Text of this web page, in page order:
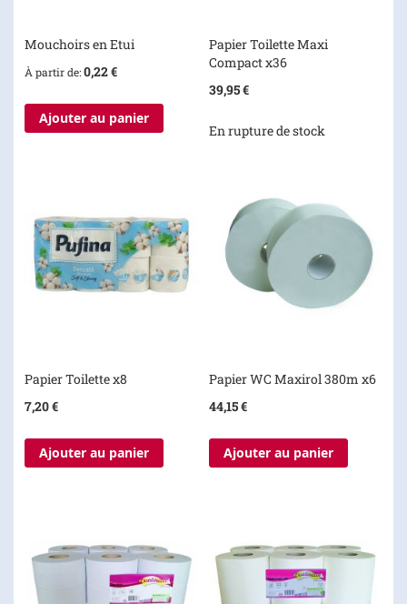
Mouchoirs en Etui
À partir de 0,22 €
Ajouter au panier
Papier Toilette Maxi
Compact x36
39,95 €
En rupture de stock
Papier Toilette x8
7,20 €
Ajouter au panier
Papier WC Maxirol 380m x6
44,15 €
Ajouter au panier